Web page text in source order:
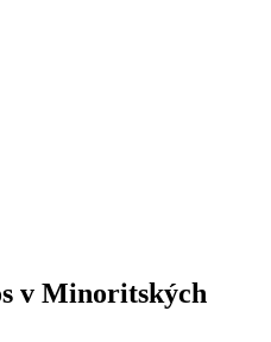
v Minoritských